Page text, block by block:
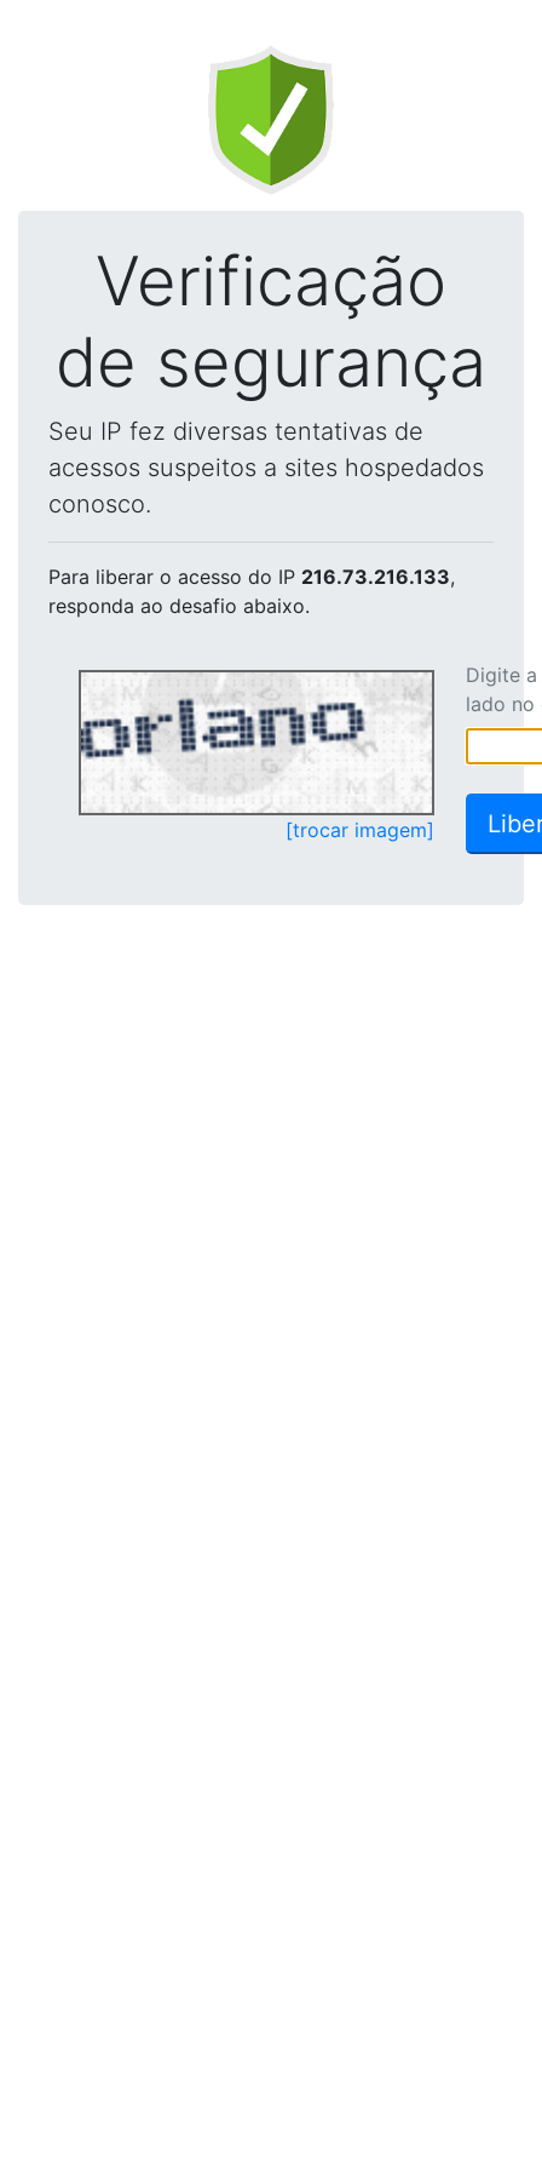
Verificação
de segurança
Seu IP fez diversas tentativas de
acessos suspeitos a sites hospedados
conosco.
Para liberar o acesso do IP 216.73.216.133,
responda ao desafio abaixo.
[trocar imagem]
Digite
lado no